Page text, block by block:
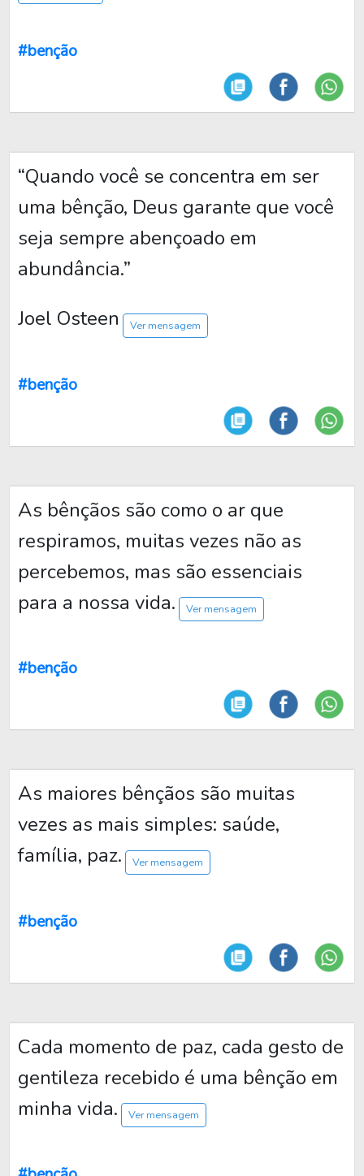
#benção
“Quando você se concentra em ser
uma bênção, Deus garante que você
seja sempre abençoado em
abundância.”
Joel Osteen
Ver mensagem
#benção
As bênçãos são como o ar que
respiramos, muitas vezes não as
percebemos, mas são essenciais
para a nossa vida.
Ver mensagem
#benção
As maiores bênçãos são muitas
vezes as mais simples: saúde,
família, paz.
Ver mensagem
#benção
Cada momento de paz, cada gesto de
gentileza recebido é uma bênção em
minha vida.
Ver mensagem